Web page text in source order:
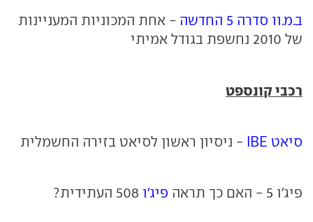
ב.מ.וו סדרה 5 החדשה
- אחת המכוניות המעניינות
של 2010 נחשפת בגודל אמיתי
רכבי קונספט
סיאט IBE - ניסיון ראשון לסיאט בזירה החשמלית
פיג'ו 5 - האם כך תראה פיג'ו